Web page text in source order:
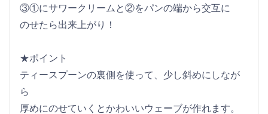
③①にサワークリームと②をパンの端から交互に
のせたら出来上がり！
★ポイント
ティースプーンの裏側を使って、少し斜めにしなが
ら
厚めにのせていくとかわいいウェーブが作れます。